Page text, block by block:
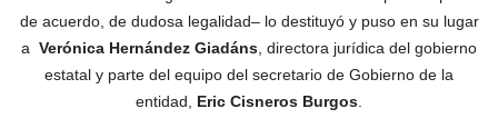
de acuerdo, de dudosa legalidad– lo destituyó y puso en su lugar
a Verónica Hernández Giadáns , directora jurídica del gobierno
estatal y parte del equipo del secretario de Gobierno de la
entidad, Eric Cisneros Burgos